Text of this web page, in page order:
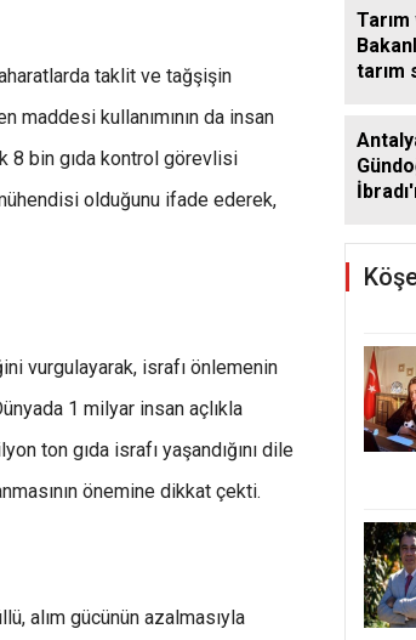
taklit ve tağşişin
maddesi kullanımının da insan
8 bin gıda kontrol görevlisi
olduğunu ifade ederek,
vurgulayarak, israfı önlemenin
1 milyar insan açlıkla
ton gıda israfı yaşandığını dile
önemine dikkat çekti.
alım gücünün azalmasıyla
tarım